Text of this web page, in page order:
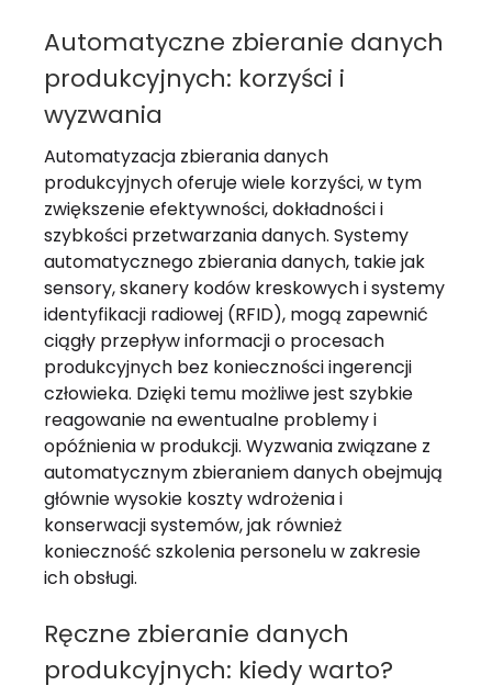
Automatyczne zbieranie danych
produkcyjnych: korzyści i
wyzwania
Automatyzacja zbierania danych
produkcyjnych oferuje wiele korzyści, w tym
zwiększenie efektywności, dokładności i
szybkości przetwarzania danych. Systemy
automatycznego zbierania danych, takie jak
sensory, skanery kodów kreskowych i systemy
identyfikacji radiowej (RFID), mogą zapewnić
ciągły przepływ informacji o procesach
produkcyjnych bez konieczności ingerencji
człowieka. Dzięki temu możliwe jest szybkie
reagowanie na ewentualne problemy i
opóźnienia w produkcji. Wyzwania związane z
automatycznym zbieraniem danych obejmują
głównie wysokie koszty wdrożenia i
konserwacji systemów, jak również
konieczność szkolenia personelu w zakresie
ich obsługi.
Ręczne zbieranie danych
produkcyjnych: kiedy warto?